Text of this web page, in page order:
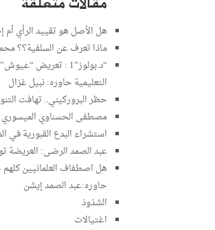
هل الأصل هو تقييد الرأي أم
ماذا تعرف عن السلفية؟؟
“د.بولوز”1 : تعريض
التعليمية حاوره: نبيل غزال
حظر البروركيني.. تهافت
مصطفى الحسناوي الميسوري
استشراء البدع القبورية في
عبد الصمد الرضى: العريضة
هل اصطفاف العلمانيين
حاوره:عبد الصمد إيشن
الشذوذ
اغتيالات